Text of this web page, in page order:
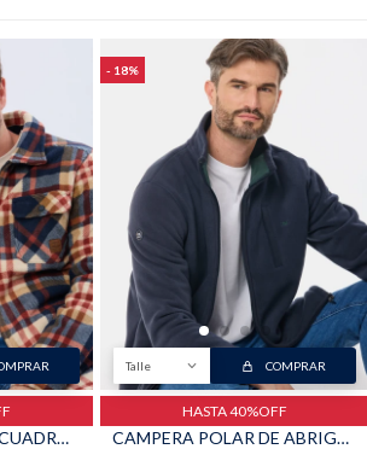
CAMPERA POLAR A CUADROS - Azul
18
Talle COMPRAR
HASTA 40%OFF
CAMPERA POLAR DE ABRIGO - Azul
Pantalones
Chalecos